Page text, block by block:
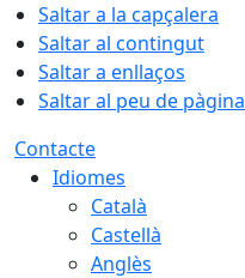
Saltar a la capçalera
Saltar al contingut
Saltar a enllaços
Saltar al peu de pàgina
Contacte
Idiomes
Català
Castellà
Anglès